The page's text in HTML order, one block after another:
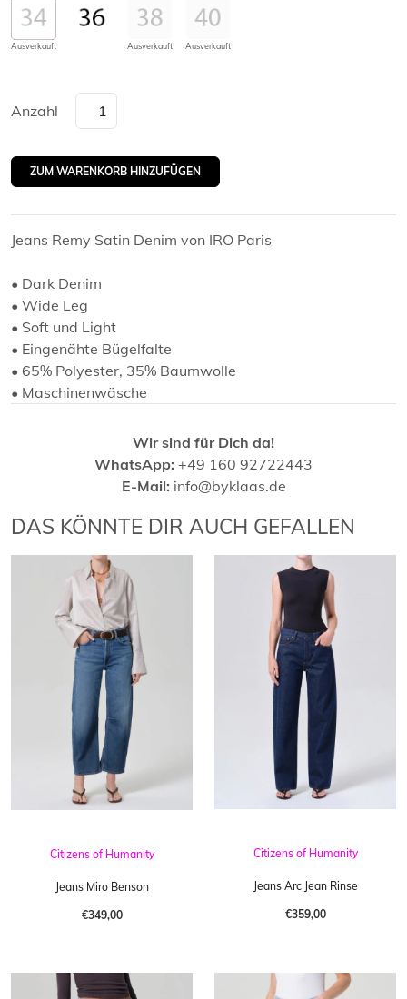
Ausverkauft Ausverkauft Ausverkauft
Anzahl
Jeans Remy Satin Denim von IRO Paris
• Dark Denim
• Wide Leg
• Soft und Light
• Eingenähte Bügelfalte
• 65% Polyester, 35% Baumwolle
• Maschinenwäsche
Wir sind für Dich da!
WhatsApp: +49 160 92722443
E-Mail:info@byklaas.de
DAS KÖNNTE DIR AUCH GEFALLEN
Citizens of Humanity
Jeans Miro Benson
€349,00
Citizens of Humanity
Jeans Arc Jean Rinse
€359,00